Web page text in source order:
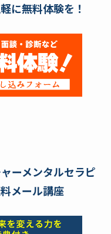
に無料体験を！
ーメンタルセラピ
メール講座